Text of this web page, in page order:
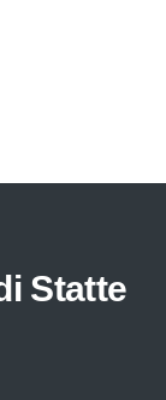
Statte